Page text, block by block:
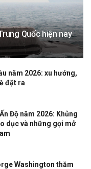
Quốc hiện nay
năm 2026: xu hướng,
đặt ra
Độ năm 2026: Khủng
dục và những gợi mở
Washington thăm